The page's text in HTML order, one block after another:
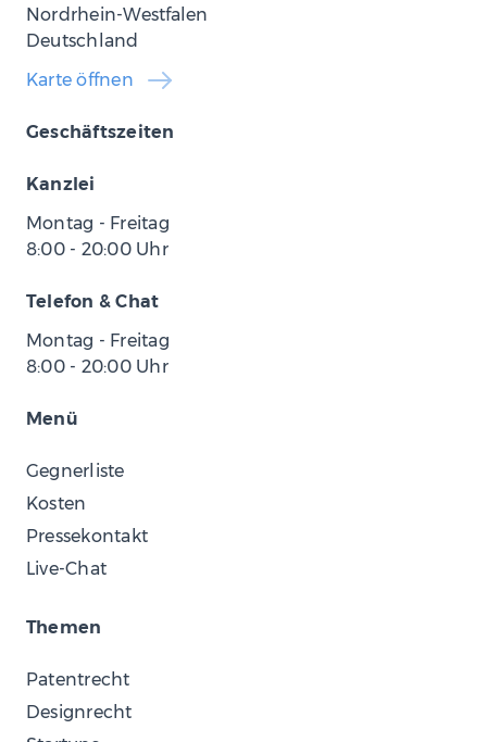
Nordrhein-Westfalen
Deutschland
Karte öffnen
Geschäftszeiten
Kanzlei
Montag - Freitag
8:00- 20:00Uhr
Telefon & Chat
Montag - Freitag
8:00- 20:00Uhr
Menü
Gegnerliste
Kosten
Pressekontakt
Live-Chat
Themen
Patentrecht
Designrecht